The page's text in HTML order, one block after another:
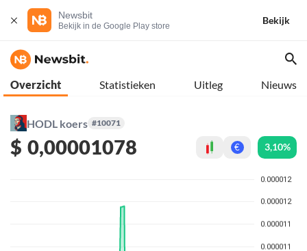
Newsbit
Bekijk in de Google Play store
Bekijk
Overzicht Statistieken Uitleg Nieuws
HODL koers #10071
$ 0,00001078 € 3,10%